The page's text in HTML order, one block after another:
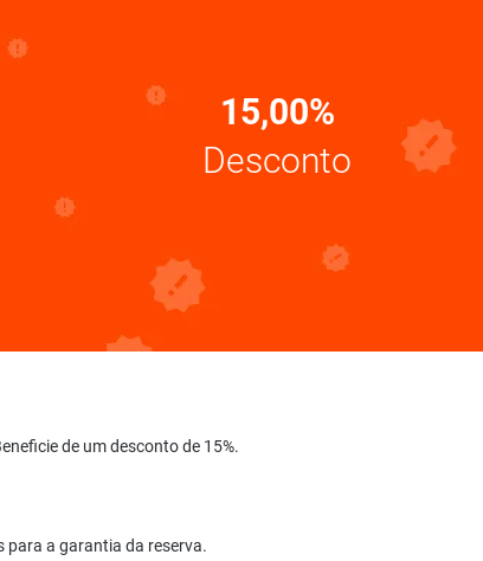
15,00%
Desconto
de um desconto de 15%.
para a garantia da reserva.